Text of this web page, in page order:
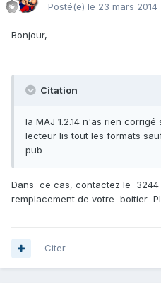
Posté(e) le 23 mars 2014
Bonjour,
Citation
la MAJ 1.2.14 n'as rien
lecteur lis tout les formats
pub
Dans ce cas, contactez le
remplacement de votre boitier
Citer